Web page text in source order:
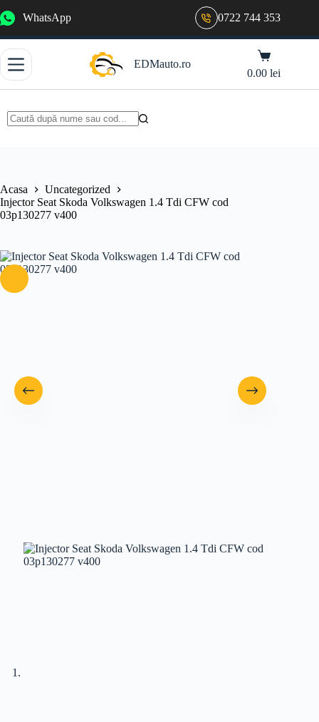
la
WhatsApp 0722 744 353
EDMauto.ro
Coș
de
cumpărături
0.00lei
Acasa
Uncategorized
Injector Seat Skoda Volkswagen 1.4 Tdi CFW cod
03p130277 v400